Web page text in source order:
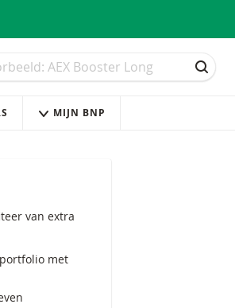
ZOEK
MIJN BNP
van extra
met